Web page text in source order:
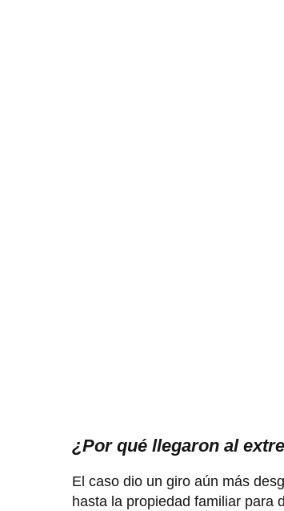
¿Por qué llegaron al
El caso dio un giro aún más
hasta la propiedad familiar para